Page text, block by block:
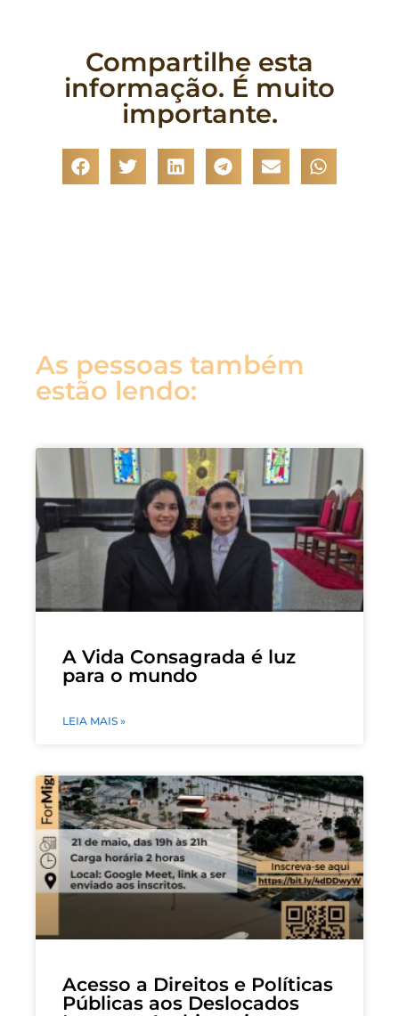
Compartilhe esta
informação. É muito
importante.
As pessoas também
estão lendo:
A Vida Consagrada é luz
para o mundo
LEIA MAIS »
Acesso a Direitos e Políticas
Públicas aos Deslocados